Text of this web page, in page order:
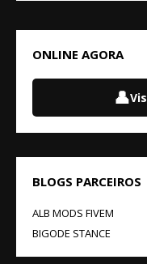
ONLINE AGORA
👤
BLOGS PARCEIROS
ALB MODS FIVEM
BIGODE STANCE